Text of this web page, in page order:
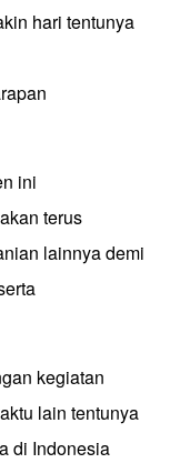
hari tentunya
ini
terus
lainnya demi
kegiatan
lain tentunya
di Indonesia